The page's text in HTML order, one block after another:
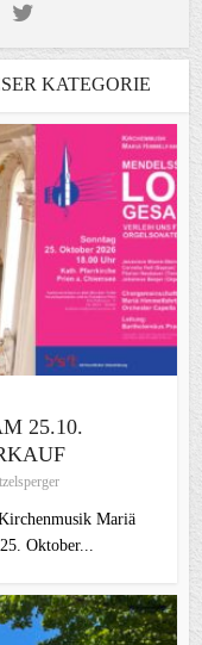
KATEGORIE
25.10.
Mariä
Oktober...